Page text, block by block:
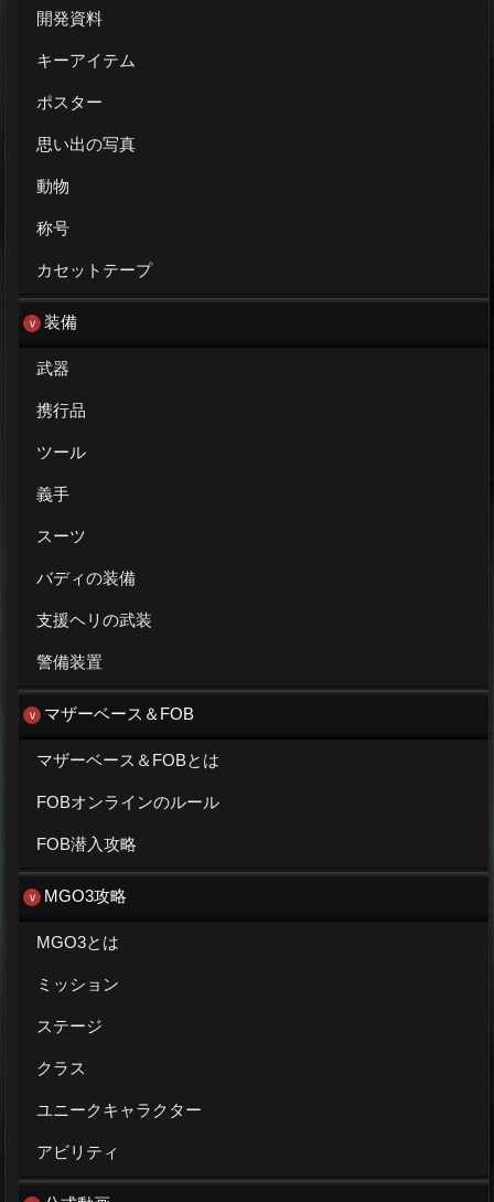
開発資料
キーアイテム
ポスター
思い出の写真
動物
称号
カセットテープ
装備
武器
携行品
ツール
義手
スーツ
バディの装備
支援ヘリの武装
警備装置
マザーベース＆FOB
マザーベース＆FOBとは
FOBオンラインのルール
FOB潜入攻略
MGO3攻略
MGO3とは
ミッション
ステージ
クラス
ユニークキャラクター
アビリティ